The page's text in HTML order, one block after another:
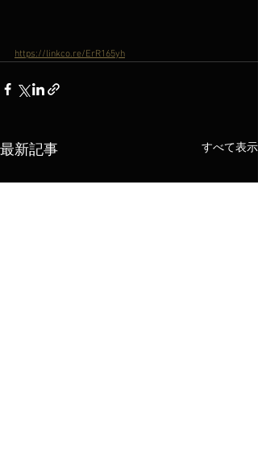
https://linkco.re/ErR165yh
最新記事 すべて表示